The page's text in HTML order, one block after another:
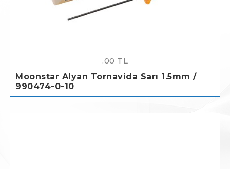
.00 TL
Moonstar Alyan Tornavida Sarı 1.5mm /
990474-0-10